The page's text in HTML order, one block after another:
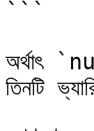
```
অর্থাৎ
তিনটি